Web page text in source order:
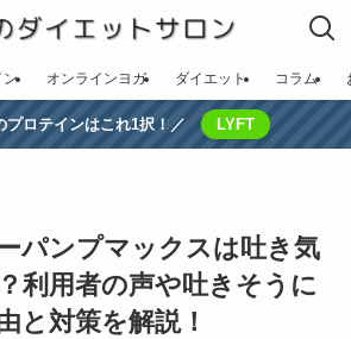
ン オンラインヨガ ダイエット コラム
プロテインはこれ1択！／ LYFT
パンプマックスは吐き気
利用者の声や吐きそうに
と対策を解説！